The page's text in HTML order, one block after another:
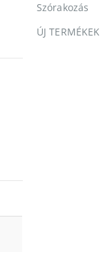
Szórakozás
ÚJ TERMÉKEK